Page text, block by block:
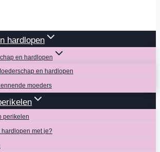
hardlopen
en hardlopen
en hardlopen
moeders
perikelen
hardlopen met je?